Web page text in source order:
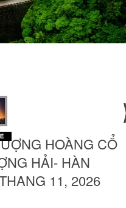
HOÀNG CỔ
HẢI- HÀN
11, 2026